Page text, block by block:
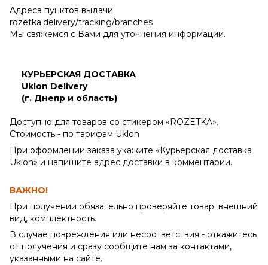
Адреса пунктов выдачи:
rozetka.delivery/tracking/branches
Мы свяжемся с Вами для уточнения информации.
КУРЬЕРСКАЯ ДОСТАВКА
Uklon Delivery
(г. Днепр и область)
Доступно для товаров со стикером «ROZETKA».
Стоимость - по тарифам Uklon
При оформлении заказа укажите «Курьерская доставка
Uklon» и напишите адрес доставки в комментарии.
ВАЖНО!
При получении обязательно проверяйте товар: внешний
вид, комплектность.
В случае повреждения или несоответствия - откажитесь
от получения и сразу сообщите нам за контактами,
указанными на сайте.